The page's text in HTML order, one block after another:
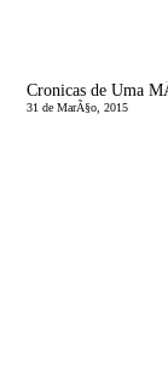
31 de MarÃ§o, 2015